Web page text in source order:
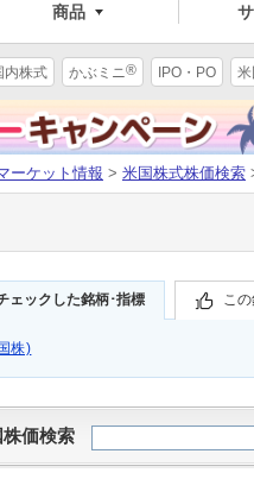
商品
内株式 かぶミニ® IPO・PO
ーケット情報 > 米国株式株価検索
ェックした銘柄･指標 こ
株)